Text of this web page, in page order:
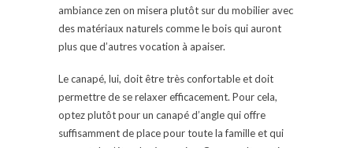
ambiance zen on misera plutôt sur du mobilier avec
des matériaux naturels comme le bois qui auront
plus que d’autres vocation à apaiser.
Le canapé, lui, doit être très confortable et doit
permettre de se relaxer efficacement. Pour cela,
optez plutôt pour un canapé d’angle qui offre
suffisamment de place pour toute la famille et qui